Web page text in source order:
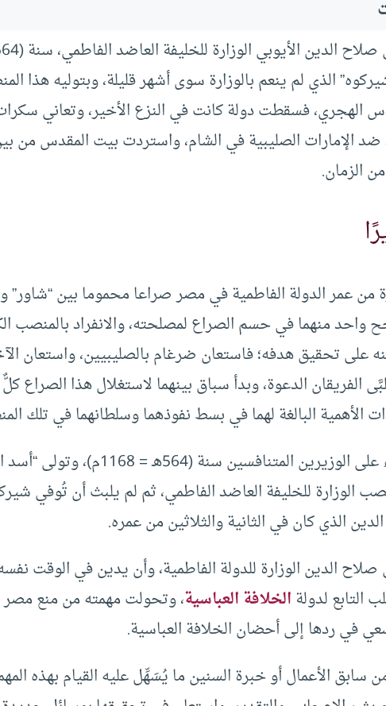
الذي لم ينعم بالوزارة سوى أشهر قليلة، وبتوليه هذا
الهجري، فسقطت دولة كانت في النزع الأخير، وتعاني
ضد الإمارات الصليبية في الشام، واستردت بيت المقدس من
الزمان.
من عمر الدولة الفاطمية في مصر صراعا محموما بين “شاور”
واحد منهما في حسم الصراع لمصلحته، والانفراد بالمنصب
على تحقيق هدفه؛ فاستعان ضرغام بالصليبيين، واستعان
الدعوة، وبدأ سباق بينهما لاستغلال هذا الصراع
الأهمية البالغة لهما في بسط نفوذهما وسلطانهما في تلك
وانتهى الصراع بالقضاء على الوزيرين
الوزارة للخليفة العاضد الفاطمي، ثم لم يلبث أن تُوفي
الذي كان في الثانية والثلاثين من عمره.
الدين الوزارة للدولة الفاطمية، وأن يدين في الوقت نفسه
التابع لدولةالخلافة العباسية، وتحولت مهمته من منع
في ردها إلى أحضان الخلافة العباسية.
الأعمال أو خبرة السنين ما يُسَهِّل عليه القيام بهذه